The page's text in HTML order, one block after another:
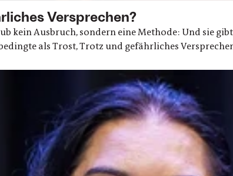
Versprechen?
kein Ausbruch, sondern eine Methode: Und sie
als Trost, Trotz und gefährliches